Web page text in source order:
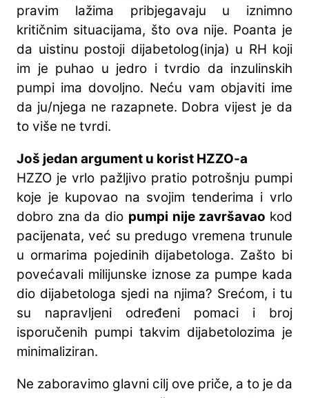
pravim lažima pribjegavaju u iznimno
kritičnim situacijama, što ova nije. Poanta je
da uistinu postoji dijabetolog(inja) u RH koji
im je puhao u jedro i tvrdio da inzulinskih
pumpi ima dovoljno. Neću vam objaviti ime
da ju/njega ne razapnete. Dobra vijest je da
to više ne tvrdi.
Još jedan argument u korist HZZO-a
HZZO je vrlo pažljivo pratio potrošnju pumpi
koje je kupovao na svojim tenderima i vrlo
dobro zna da dio pumpi nije završavao kod
pacijenata, već su predugo vremena trunule
u ormarima pojedinih dijabetologa. Zašto bi
povećavali milijunske iznose za pumpe kada
dio dijabetologa sjedi na njima? Srećom, i tu
su napravljeni određeni pomaci i broj
isporučenih pumpi takvim dijabetolozima je
minimaliziran.
Ne zaboravimo glavni cilj ove priče, a to je da